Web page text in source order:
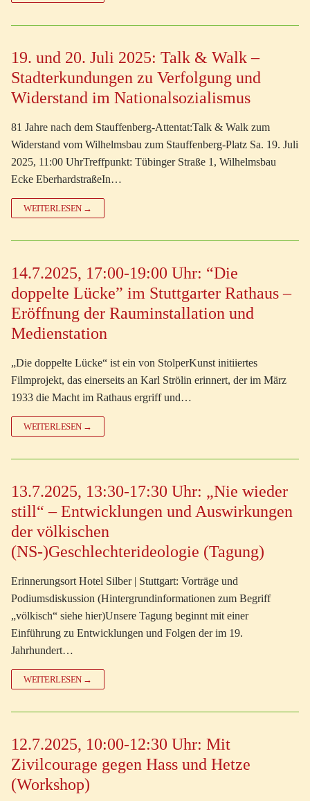
19. und 20. Juli 2025: Talk & Walk –
Stadterkundungen zu Verfolgung und
Widerstand im Nationalsozialismus
81 Jahre nach dem Stauffenberg-Attentat:Talk & Walk zum
Widerstand vom Wilhelmsbau zum Stauffenberg-Platz Sa. 19. Juli
2025, 11:00 UhrTreffpunkt: Tübinger Straße 1, Wilhelmsbau
Ecke EberhardstraßeIn…
WEITERLESEN →
14.7.2025, 17:00-19:00 Uhr: “Die
doppelte Lücke” im Stuttgarter Rathaus –
Eröffnung der Rauminstallation und
Medienstation
„Die doppelte Lücke“ ist ein von StolperKunst initiiertes
Filmprojekt, das einerseits an Karl Strölin erinnert, der im März
1933 die Macht im Rathaus ergriff und…
WEITERLESEN →
13.7.2025, 13:30-17:30 Uhr: „Nie wieder
still“ – Entwicklungen und Auswirkungen
der völkischen
(NS-)Geschlechterideologie (Tagung)
Erinnerungsort Hotel Silber | Stuttgart: Vorträge und
Podiumsdiskussion (Hintergrundinformationen zum Begriff
„völkisch“ siehe hier)Unsere Tagung beginnt mit einer
Einführung zu Entwicklungen und Folgen der im 19.
Jahrhundert…
WEITERLESEN →
12.7.2025, 10:00-12:30 Uhr: Mit
Zivilcourage gegen Hass und Hetze
(Workshop)